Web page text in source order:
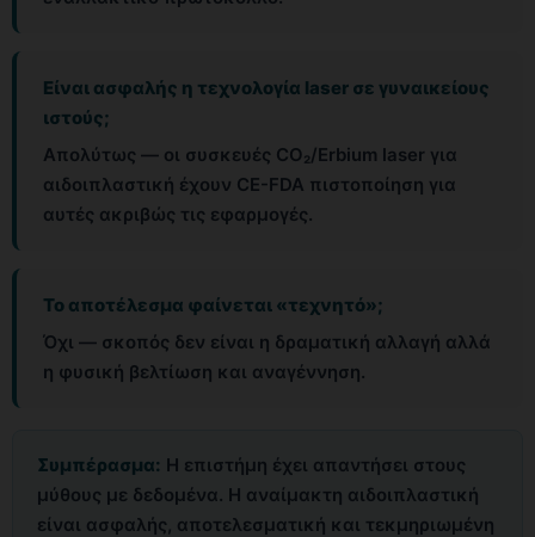
Είναι ασφαλής η τεχνολογία laser σε γυναικείους
ιστούς;
Απολύτως — οι συσκευές CO₂/Erbium laser για
αιδοιπλαστική έχουν CE-FDA πιστοποίηση για
αυτές ακριβώς τις εφαρμογές.
Το αποτέλεσμα φαίνεται «τεχνητό»;
Όχι — σκοπός δεν είναι η δραματική αλλαγή αλλά
η φυσική βελτίωση και αναγέννηση.
Συμπέρασμα: Η επιστήμη έχει απαντήσει στους
μύθους με δεδομένα. Η αναίμακτη αιδοιπλαστική
είναι ασφαλής, αποτελεσματική και τεκμηριωμένη